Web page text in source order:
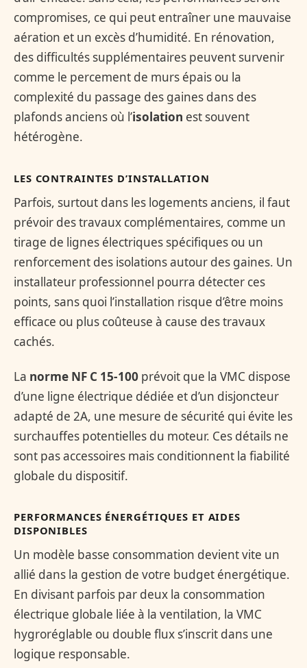
compromises, ce qui peut entraîner une mauvaise
aération et un excès d’humidité. En rénovation,
des difficultés supplémentaires peuvent survenir
comme le percement de murs épais ou la
complexité du passage des gaines dans des
plafonds anciens où l’isolation est souvent
hétérogène.
LES CONTRAINTES D’INSTALLATION
Parfois, surtout dans les logements anciens, il faut
prévoir des travaux complémentaires, comme un
tirage de lignes électriques spécifiques ou un
renforcement des isolations autour des gaines. Un
installateur professionnel pourra détecter ces
points, sans quoi l’installation risque d’être moins
efficace ou plus coûteuse à cause des travaux
cachés.
La norme NF C 15-100 prévoit que la VMC dispose
d’une ligne électrique dédiée et d’un disjoncteur
adapté de 2A, une mesure de sécurité qui évite les
surchauffes potentielles du moteur. Ces détails ne
sont pas accessoires mais conditionnent la fiabilité
globale du dispositif.
PERFORMANCES ÉNERGÉTIQUES ET AIDES
DISPONIBLES
Un modèle basse consommation devient vite un
allié dans la gestion de votre budget énergétique.
En divisant parfois par deux la consommation
électrique globale liée à la ventilation, la VMC
hygroréglable ou double flux s’inscrit dans une
logique responsable.